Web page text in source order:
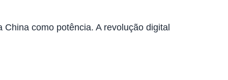
como potência. A revolução digital